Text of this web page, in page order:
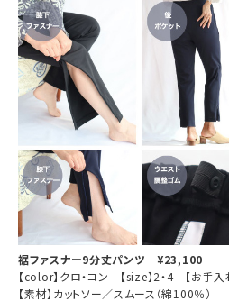
裾ファスナー9分丈パンツ ¥23,100
【color】クロ・コン 【size】2・4 【お手入
【素材】カットソー／スムース（綿100％）